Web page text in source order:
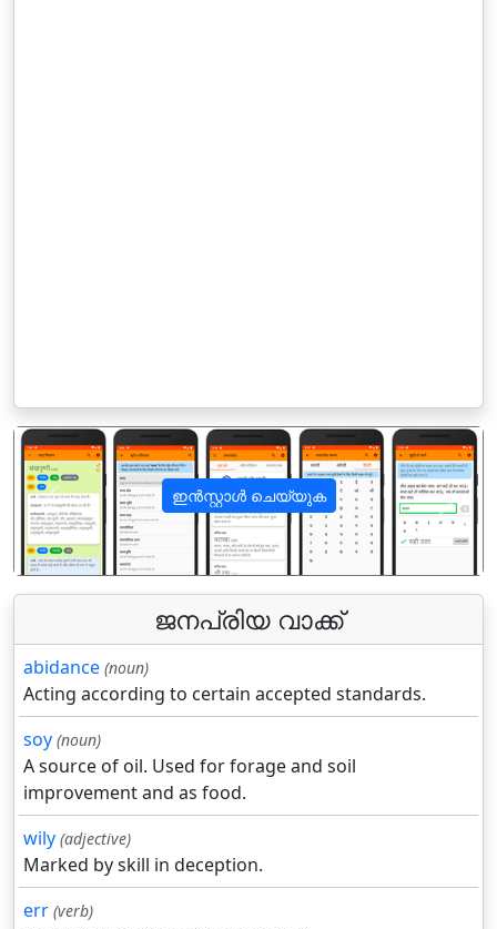
ഇൻസ്റ്റാൾ ചെയ്യുക
पिछला अगला
ജനപ്രിയ വാക്ക്
abidance (noun)
Acting according to certain accepted standards.
soy (noun)
A source of oil. Used for forage and soil
improvement and as food.
wily (adjective)
Marked by skill in deception.
err (verb)